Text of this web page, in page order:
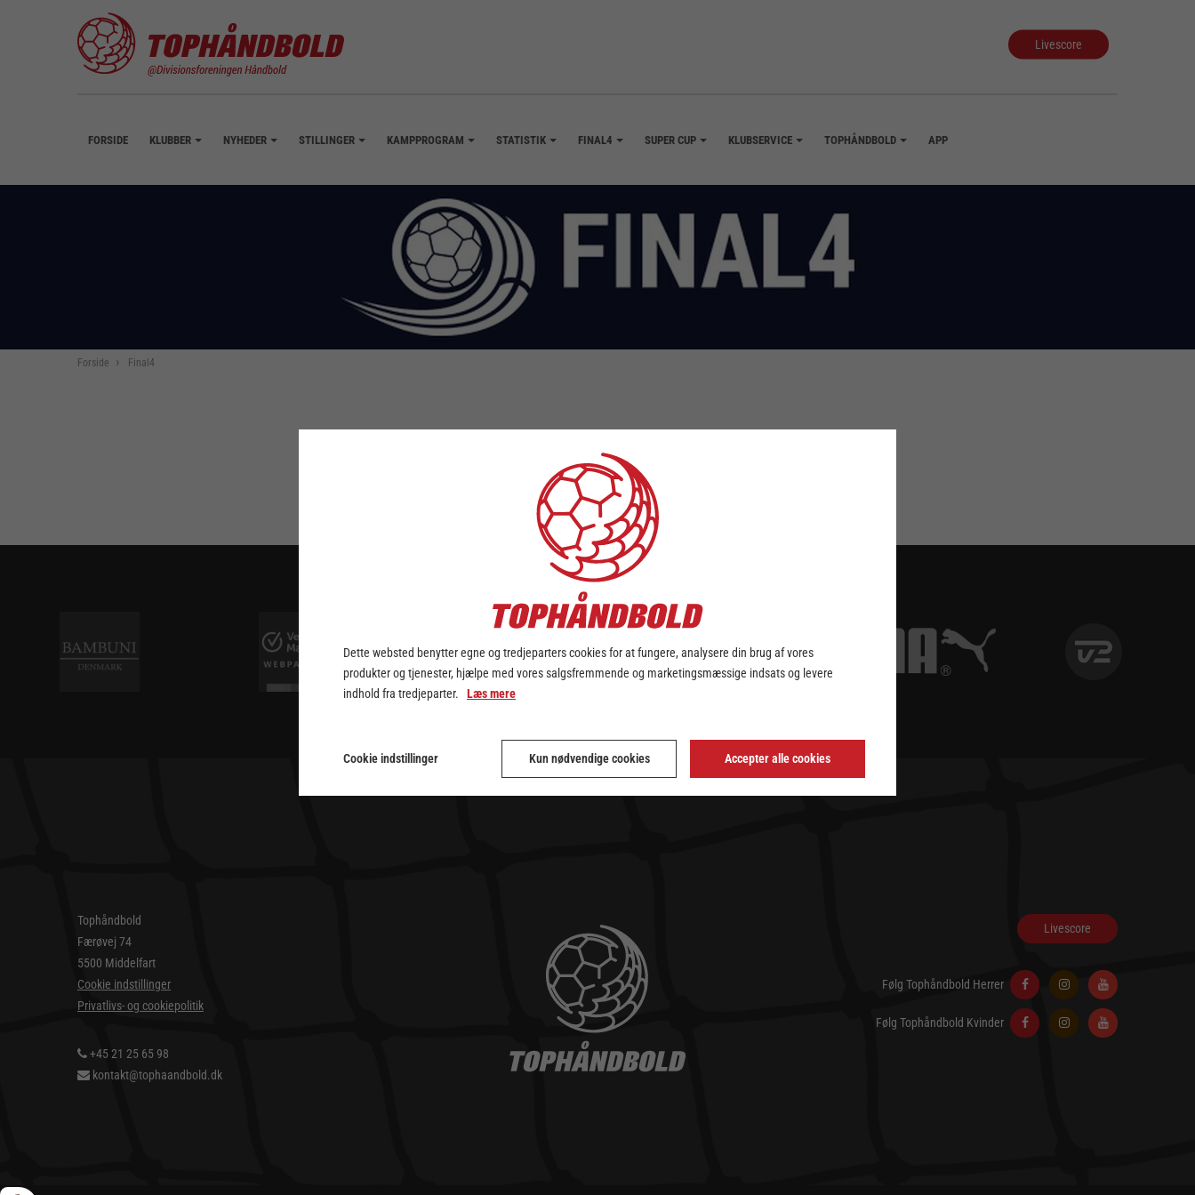
Livescore
FORSIDE KLUBBER NYHEDER STILLINGER KAMPPROGRAM STATISTIK FINAL4 SUPER CUP KLUBSERVICE TOPHÅNDBOLD APP
Forside Final4
Læs mere om kvindernes Final4
Tophåndbold
Færøvej 74
5500 Middelfart
Cookie indstillinger
Privatlivs- og cookiepolitik
+45 21 25 65 98
kontakt@tophaandbold.dk
Livescore
Følg Tophåndbold Herrer
Følg Tophåndbold Kvinder
Dette websted benytter egne og tredjeparters cookies for at fungere, analysere din brug af vores
produkter og tjenester, hjælpe med vores salgsfremmende og marketingsmæssige indsats og levere
indhold fra tredjeparter. Læs mere
Cookie indstillinger Kun nødvendige cookies Accepter alle cookies